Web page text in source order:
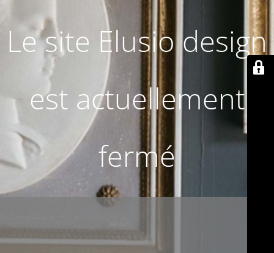
Le site Elusio design
est actuellement
fermé